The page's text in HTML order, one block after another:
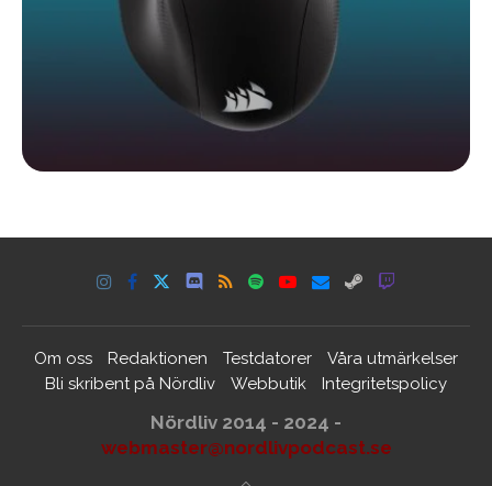
Om oss Redaktionen Testdatorer
Våra utmärkelser
Bli skribent på Nördliv
Webbutik Integritetspolicy
Nördliv 2014 - 2024 -
webmaster@nordlivpodcast.se